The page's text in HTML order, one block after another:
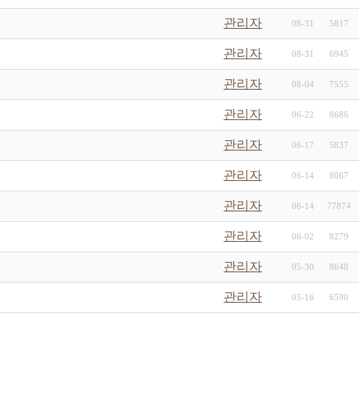
관리자 08-31 5817
관리자 08-31 6945
관리자 08-04 7555
관리자 06-22 8686
관리자 06-17 5837
관리자 06-14 8067
관리자 06-14 77874
관리자 06-02 8279
관리자 05-30 8648
관리자 05-16 6590